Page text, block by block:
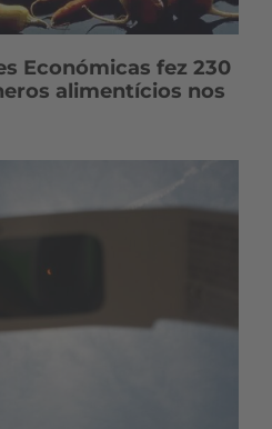
Económicas fez 230
alimentícios nos